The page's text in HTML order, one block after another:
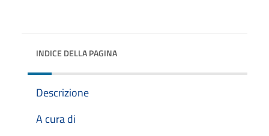
INDICE DELLA PAGINA
Descrizione
A cura di